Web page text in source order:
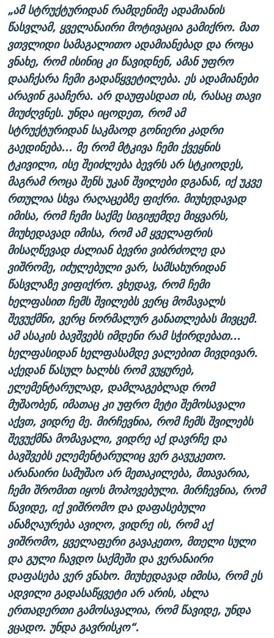
„ამ სტრუქტურიდან რამდენიმე ადამიანის
წასვლამ, ყველანაირი მოტივაცია გამიქრო. მათ
ვთვლიდი სამაგალითო ადამიანებად და როცა
ვნახე, რომ ისინიც კი წავიდნენ, ამან უფრო
დააჩქარა ჩემი გადაწყვეტილება. ეს ადამიანები
არავინ გააჩერა. არ დაუფასდათ ის, რასაც თავი
მიუძღვნეს. უნდა იცოდეთ, რომ ამ
სტრუქტურიდან საკმაოდ გონიერი კადრი
გაედინება... მე რომ მტკივა ჩემი ქვეყნის
ტკივილი, ისე შეიძლება ბევრს არ სტკიოდეს,
მაგრამ როცა შენს უკან შვილები დგანან, იქ უკვე
რთულია სხვა რაღაცებზე ფიქრი. მიუხედავად
იმისა, რომ ჩემი საქმე სიგიჟემდე მიყვარს,
მიუხედავად იმისა, რომ ამ ყველაფრის
მისაღწევად ძალიან ბევრი ვიბრძოლე და
ვიშრომე, იძულებული ვარ, სამსახურიდან
წასვლაზე ვიფიქრო. ვხედავ, რომ ჩემი
ხელფასით ჩემს შვილებს ვერც მომავალს
შევუქმნი, ვერც ნორმალურ განათლებას მივცემ.
ამ ასაკის ბავშვებს იმდენი რამ სჭირდებათ...
ხელფასიდან ხელფასამდე ვალებით მივდივარ.
აქედან წასულ ხალხს რომ ვუყურებ,
ელემენტარულად, დამლაგებლად რომ
მუშაობენ, იმათაც კი უფრო მეტი შემოსავალი
აქვთ, ვიდრე მე. მირჩევნია, რომ ჩემს შვილებს
შევუქმნა მომავალი, ვიდრე აქ დავრჩე და
ბავშვებს ელემენტარულიც ვერ გავუკეთო.
არანაირი სამუშაო არ მეთაკილება, მთავარია,
ჩემი შრომით იყოს მოპოვებული. მირჩევნია, რომ
წავიდე, იქ ვიშრომო და დაფასებული
ანაზღაურება ავიღო, ვიდრე ის, რომ აქ
ვიშრომო, ყველაფერი გავაკეთო, მთელი სული
და გული ჩავდო საქმეში და ვერანაირი
დაფასება ვერ ვნახო. მიუხედავად იმისა, რომ ეს
ადვილი გადასაწყვეტი არ არის, ახლა
ერთადერთი გამოსავალია, რომ წავიდე, უნდა
ვცადო. უნდა გავრისკო“.